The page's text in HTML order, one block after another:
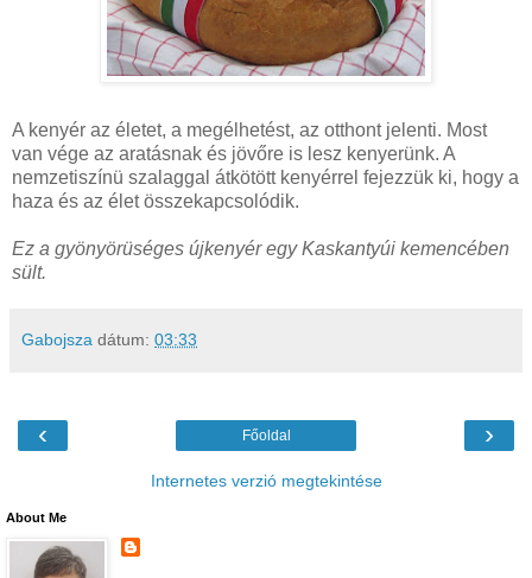
A kenyér az életet, a megélhetést, az otthont jelenti. Most
van vége az aratásnak és jövőre is lesz kenyerünk. A
nemzetiszínü szalaggal átkötött kenyérrel fejezzük ki, hogy a
haza és az élet összekapcsolódik.
Ez a gyönyörüséges újkenyér egy Kaskantyúi kemencében
sült.
Gabojsza dátum: 03:33
‹ ›
Főoldal
Internetes verzió megtekintése
About Me